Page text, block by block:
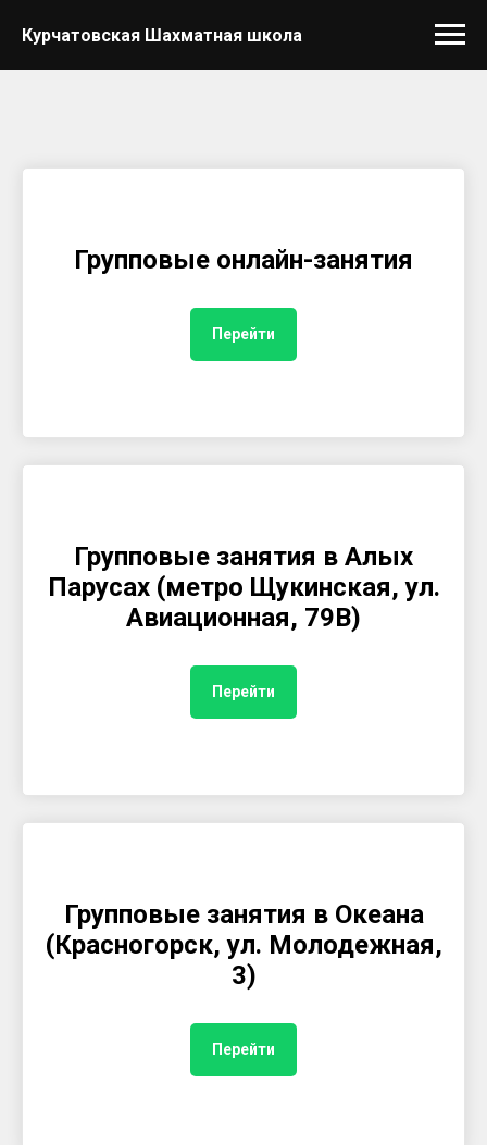
Курчатовская Шахматная школа
Групповые онлайн-занятия
Перейти
Групповые занятия в Алых
Парусах (метро Щукинская, ул.
Авиационная, 79В)
Перейти
Групповые занятия в Океана
(Красногорск, ул. Молодежная,
3)
Перейти